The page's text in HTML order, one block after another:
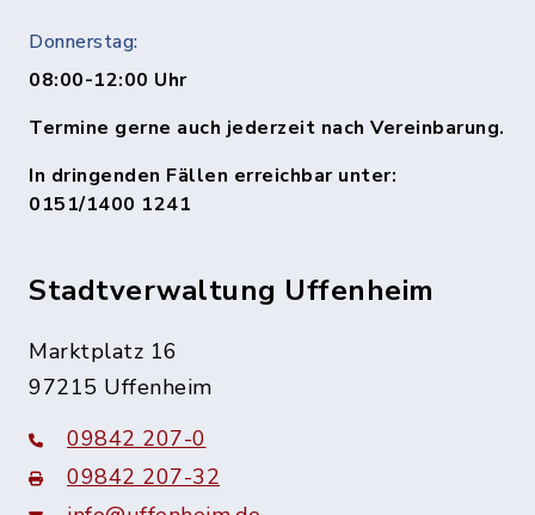
Donnerstag:
08:00-12:00 Uhr
Termine gerne auch jederzeit nach Vereinbarung.
In dringenden Fällen erreichbar unter:
0151/1400 1241
Stadtverwaltung Uffenheim
Marktplatz 16
97215 Uffenheim
09842 207-0
09842 207-32